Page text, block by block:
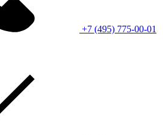
+7 (495) 775-00-01